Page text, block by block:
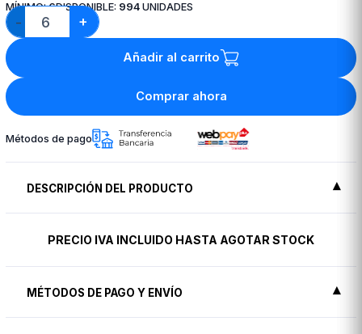
MÍNIMO:6DISPONIBLE: 994 UNIDADES
− +
Añadir al carrito
Comprar ahora
Métodos de pago
DESCRIPCIÓN DEL PRODUCTO
PRECIO IVA INCLUIDO HASTA AGOTAR STOCK
MÉTODOS DE PAGO Y ENVÍO